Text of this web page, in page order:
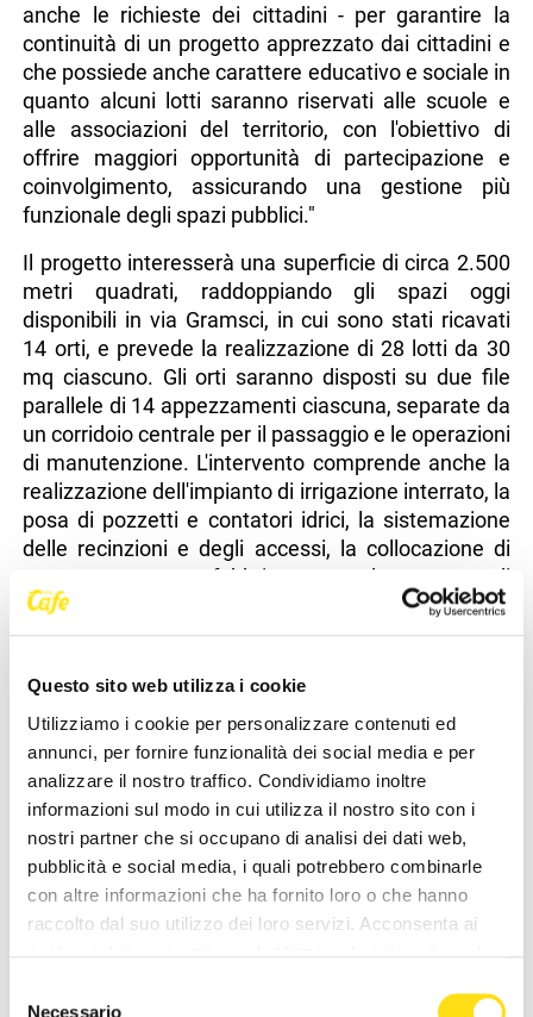
Questo sito web utilizza i cookie
Utilizziamo i cookie per personalizzare contenuti ed
annunci, per fornire funzionalità dei social media e per
analizzare il nostro traffico. Condividiamo inoltre
informazioni sul modo in cui utilizza il nostro sito con i
nostri partner che si occupano di analisi dei dati web,
pubblicità e social media, i quali potrebbero combinarle
con altre informazioni che ha fornito loro o che hanno
raccolto dal suo utilizzo dei loro servizi. Acconsenta ai
Necessario
anche le richieste dei cittadini - per garantire la
continuità di un progetto apprezzato dai cittadini e
che possiede anche carattere educativo e sociale in
quanto alcuni lotti saranno riservati alle scuole e
alle associazioni del territorio, con l'obiettivo di
offrire maggiori opportunità di partecipazione e
coinvolgimento, assicurando una gestione più
funzionale degli spazi pubblici."
Il progetto interesserà una superficie di circa 2.500
metri quadrati, raddoppiando gli spazi oggi
disponibili in via Gramsci, in cui sono stati ricavati
14 orti, e prevede la realizzazione di 28 lotti da 30
mq ciascuno. Gli orti saranno disposti su due file
parallele di 14 appezzamenti ciascuna, separate da
un corridoio centrale per il passaggio e le operazioni
di manutenzione. L'intervento comprende anche la
realizzazione dell'impianto di irrigazione interrato, la
posa di pozzetti e contatori idrici, la sistemazione
delle recinzioni e degli accessi, la collocazione di
una casetta prefabbricata e le opere di
sistemazione finale. Con l'obiettivo di valorizzare le
finalità educative del progetto, verranno ricavati
collettivi.
"Con questo intervento, che rientra tra le azioni di
riqualificazione e rigenerazione del verde cittadino,
il Comune amplia il progetto degli orti urbani,
recuperando e valorizzando aree oggi inutilizzate
per restituirle alla cittadinanza, con una finalità
sociale e sostenibile - commenta l'assessore al
Patrimonio, Antonio Garritani. Un'azione che
rappresenta anche un investimento sul patrimonio
migliorare la qualità degli spazi pubblici a beneficio